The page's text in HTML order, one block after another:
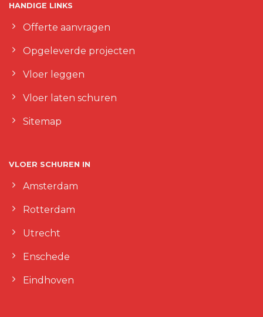
HANDIGE LINKS
Offerte aanvragen
Opgeleverde projecten
Vloer leggen
Vloer laten schuren
Sitemap
VLOER SCHUREN IN
Amsterdam
Rotterdam
Utrecht
Enschede
Eindhoven